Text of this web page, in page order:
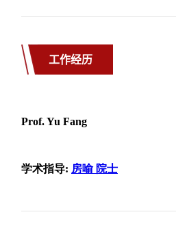
工作经历